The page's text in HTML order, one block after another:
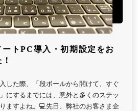
トPC導入・初期設定をお
した際、「段ボールから開けて、すぐ
にするまでには、意外と多くのステッ
ますよね。💻先日、弊社のお客さま企